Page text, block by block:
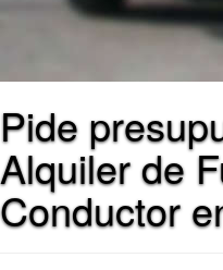
Pide
Alquiler de
Conductor